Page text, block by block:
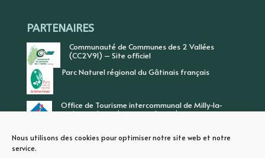
Nous utilisons des cookies pour optimiser notre site web et notre
service.
PARTENAIRES
Communauté de Communes des 2 Vallées
(CC2V91) – Site officiel
Parc Naturel régional du Gâtinais français
Office de Tourisme intercommunal de Milly-la-
Forêt, Vallée de l’Ecole, Vallée de l’Essonne